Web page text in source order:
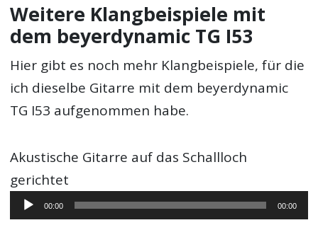
Weitere Klangbeispiele mit
dem beyerdynamic TG I53
Hier gibt es noch mehr Klangbeispiele, für die
ich dieselbe Gitarre mit dem beyerdynamic
TG I53 aufgenommen habe.
Akustische Gitarre auf das Schallloch
gerichtet
Audio-
Player
00:00 00:00